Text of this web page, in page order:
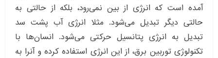
آمده است که انرژی از بین نمی‌رود، بلکه از حالتی به
حالتی دیگر تبدیل می‌شود. مثلا انرژی آب پشت سد
تبدیل به انرژی پتانسیل حرکتی می‌شود. انسان‌ها با
تکنولوژی توربین برق، از این انرژی استفاده کرده و آنرا به